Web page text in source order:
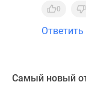
0
Ответить
Самый новый